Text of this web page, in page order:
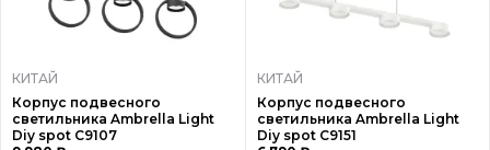
КИТАЙ
Корпус подвесного
светильника Ambrella Light
Diy spot C9107
КИТАЙ
Корпус подвесного
светильника Ambrella Light
Diy spot C9151